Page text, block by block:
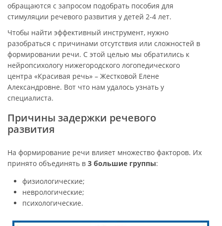
обращаются с запросом подобрать пособия для
стимуляции речевого развития у детей 2-4 лет.
Чтобы найти эффективный инструмент, нужно
разобраться с причинами отсутствия или сложностей в
формировании речи. С этой целью мы обратились к
нейропсихологу нижегородского логопедического
центра «Красивая речь» – Жестковой Елене
Александровне. Вот что нам удалось узнать у
специалиста.
Причины задержки речевого
развития
На формирование речи влияет множество факторов. Их
принято объединять в 3 большие группы:
физиологические;
неврологические;
психологические.